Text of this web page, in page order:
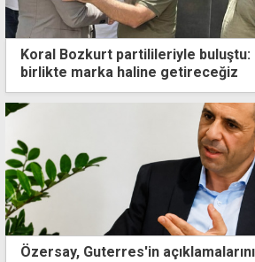
Koral Bozkurt partilileriyle buluştu:
birlikte marka haline getireceğiz
değerlendirdi